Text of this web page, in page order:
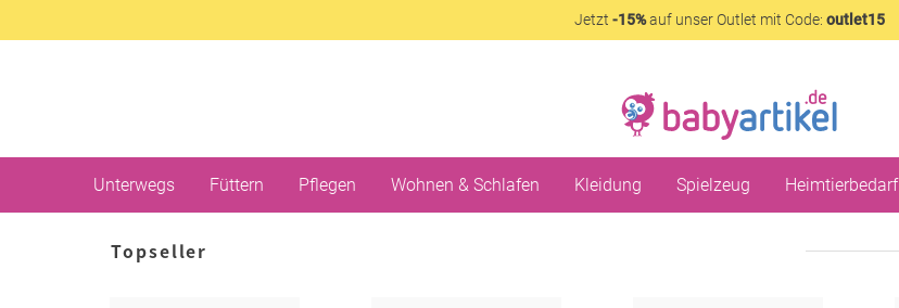
Jetzt -15%auf unser Outlet mit Code: outlet15
Unterwegs Füttern Pflegen Wohnen & Schlafen Kleidung Spielzeug Heimtierbedarf
Topseller